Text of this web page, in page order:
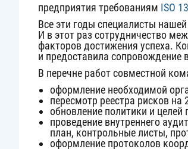
предприятия требованиям ISO
Все эти годы специалисты
И в этот раз сотрудничество
факторов достижения успеха.
и предоставила сопровождение
В перечне работ совместной
оформление необходимой
пересмотр реестра рисков на
обновление политики и целей
проведение внутреннего
план, контрольные листы,
оформление протоколов